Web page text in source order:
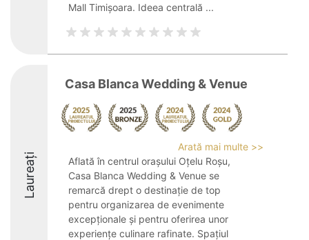
Mall Timișoara. Ideea centrală ...
Laureați
Casa Blanca Wedding & Venue
Arată mai multe >>
Aflată în centrul orașului Oțelu Roșu,
Casa Blanca Wedding & Venue se
remarcă drept o destinație de top
pentru organizarea de evenimente
excepționale și pentru oferirea unor
experiențe culinare rafinate. Spațiul